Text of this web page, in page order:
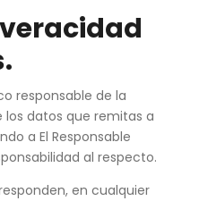
responsable de la
datos que remitas a
a El Responsable
al respecto.
en cualquier